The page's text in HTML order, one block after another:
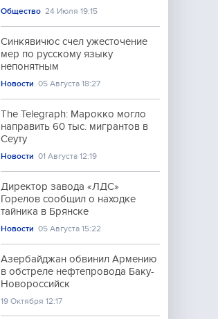
Общество 24 Июля 19:15
Синкявичюс счел ужесточение
мер по русскому языку
непонятным
Новости 05 Августа 18:27
The Telegraph: Марокко могло
направить 60 тыс. мигрантов в
Сеуту
Новости 01 Августа 12:19
Директор завода «ЛДС»
Горелов сообщил о находке
тайника в Брянске
Новости 05 Августа 15:22
Азербайджан обвинил Армению
в обстреле нефтепровода Баку-
Новороссийск
19 Октября 12:17